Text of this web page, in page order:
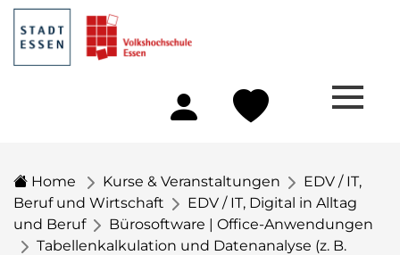
Home Kurse & Veranstaltungen
EDV / IT,
Beruf und Wirtschaft
EDV / IT, Digital in Alltag
und Beruf
Bürosoftware | Office-Anwendungen
Tabellenkalkulation und Datenanalyse (z. B.